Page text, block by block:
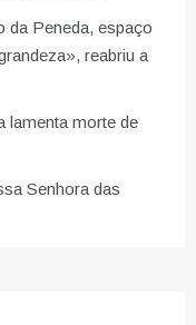
da Peneda, espaço
reabriu a
lamenta morte de
Senhora das